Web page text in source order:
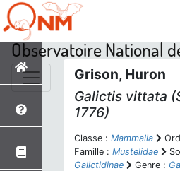
Observatoire National
Grison, Huron
Galictis vittata
1776)
Classe : Mammalia
Famille : Mustelidae
Galictidinae
Genre :